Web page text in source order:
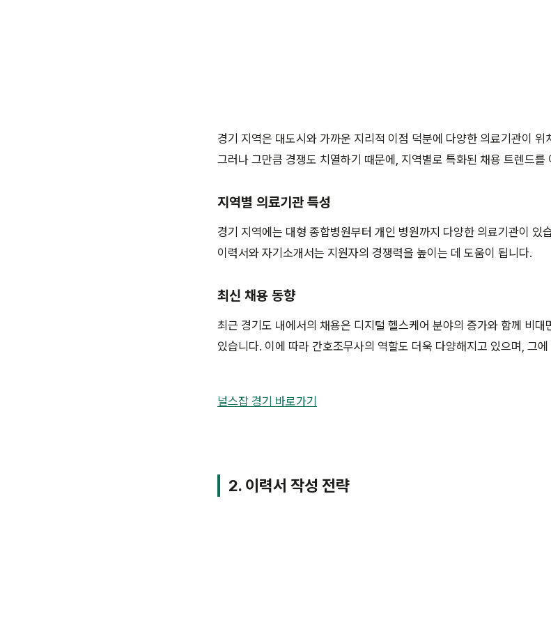
경기 지역은 대도시와 가까운 지리적 이점 덕분에 다양한 의료기관이
그러나 그만큼 경쟁도 치열하기 때문에, 지역별로 특화된 채용 트렌드를
지역별 의료기관 특성
경기 지역에는 대형 종합병원부터 개인 병원까지 다양한 의료기관이 있
이력서와 자기소개서는 지원자의 경쟁력을 높이는 데 도움이 됩니다.
최신 채용 동향
최근 경기도 내에서의 채용은 디지털 헬스케어 분야의 증가와 함께 비
있습니다. 이에 따라 간호조무사의 역할도 더욱 다양해지고 있으며, 그
널스잡 경기 바로가기
2. 이력서 작성 전략